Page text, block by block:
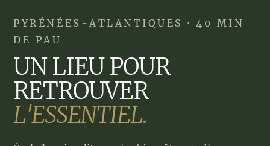
PYRÉNÉES-ATLANTIQUES · 40 MIN
DE PAU
UN LIEU POUR
RETROUVER
L'ESSENTIEL.